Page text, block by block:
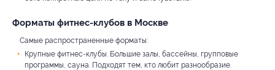
Форматы фитнес-клубов в Москве
Самые распространенные форматы:
Крупные фитнес-клубы. Большие залы, бассейны, групповые
программы, сауна. Подходят тем, кто любит разнообразие.